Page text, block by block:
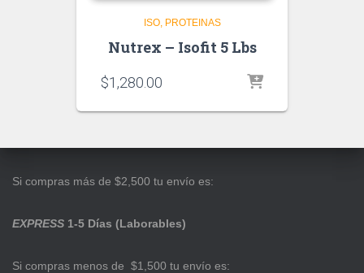
ISO PROTEINAS
Nutrex – Isofit 5 Lbs
$1,280.00
Si compras más de $2,500 tu envío es:
EXPRESS 1-5 Días (Laborables)
Si compras menos de $1,500 tu envío es: